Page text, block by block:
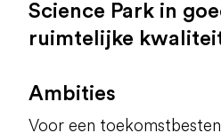
Science Park in
ruimtelijke
Ambities
Voor een